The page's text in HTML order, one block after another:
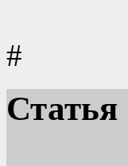
#
Статья